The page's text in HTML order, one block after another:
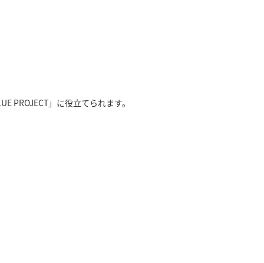
PROJECT」に役立てられます。